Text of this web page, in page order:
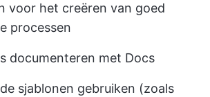
voor het creëren van goed
processen
documenteren met Docs
sjablonen gebruiken (zoals